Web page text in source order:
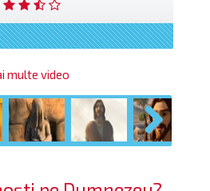
multe video
Next